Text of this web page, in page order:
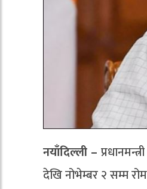
नयाँदिल्ली –
देखि नोभेम्बर २ सम्म